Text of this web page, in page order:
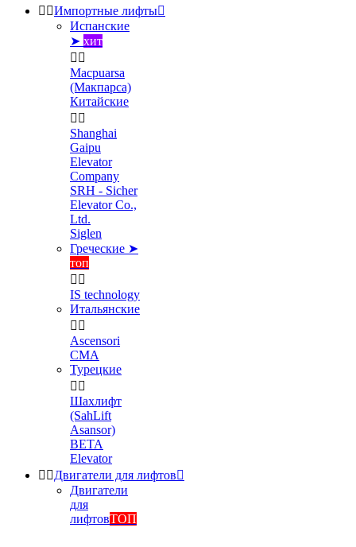
 Импортные лифты
Испанские
➤ хит
 
Macpuarsa
(Макпарса)
Китайские
 
Shanghai
Gaipu
Elevator
Company
SRH - Sicher
Elevator Co.,
Ltd.
Siglen
Греческие ➤
топ
 
IS technology
Итальянские
 
Ascensori
CMA
Турецкие
 
Шахлифт
(SahLift
Asansor)
BETA
Elevator
 Двигатели для лифтов
Двигатели
для
лифтовТОП